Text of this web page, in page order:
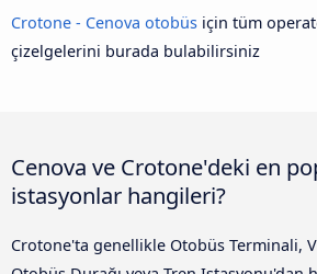
Crotone - Cenova otobüs için tüm
çizelgelerini burada bulabilirsiniz
Cenova ve Crotone'deki en
istasyonlar hangileri?
Crotone'ta genellikle Otobüs Terminali,